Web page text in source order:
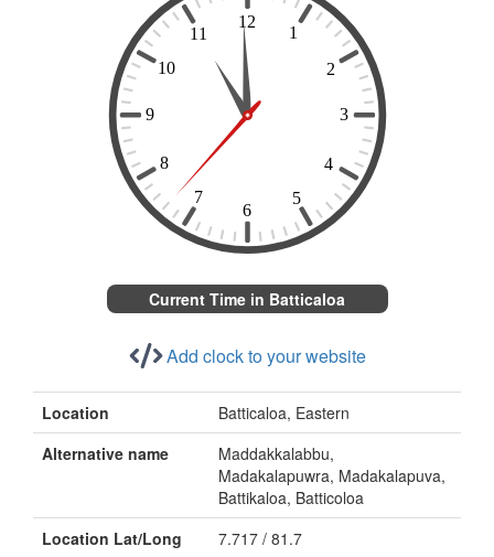
Current Time in Batticaloa
Add clock to your website
Location
Batticaloa, Eastern
Alternative name
Maddakkalabbu,
Madakalapuwra, Madakalapuva,
Battikaloa, Batticoloa
Location Lat/Long
7.717 / 81.7